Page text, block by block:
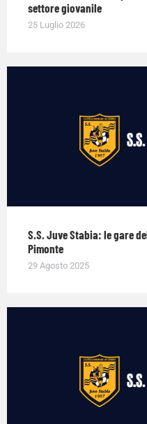
settore giovanile
25 Luglio 2026
S.S. Juve Stabia: le gare
Pimonte
29 Agosto 2025